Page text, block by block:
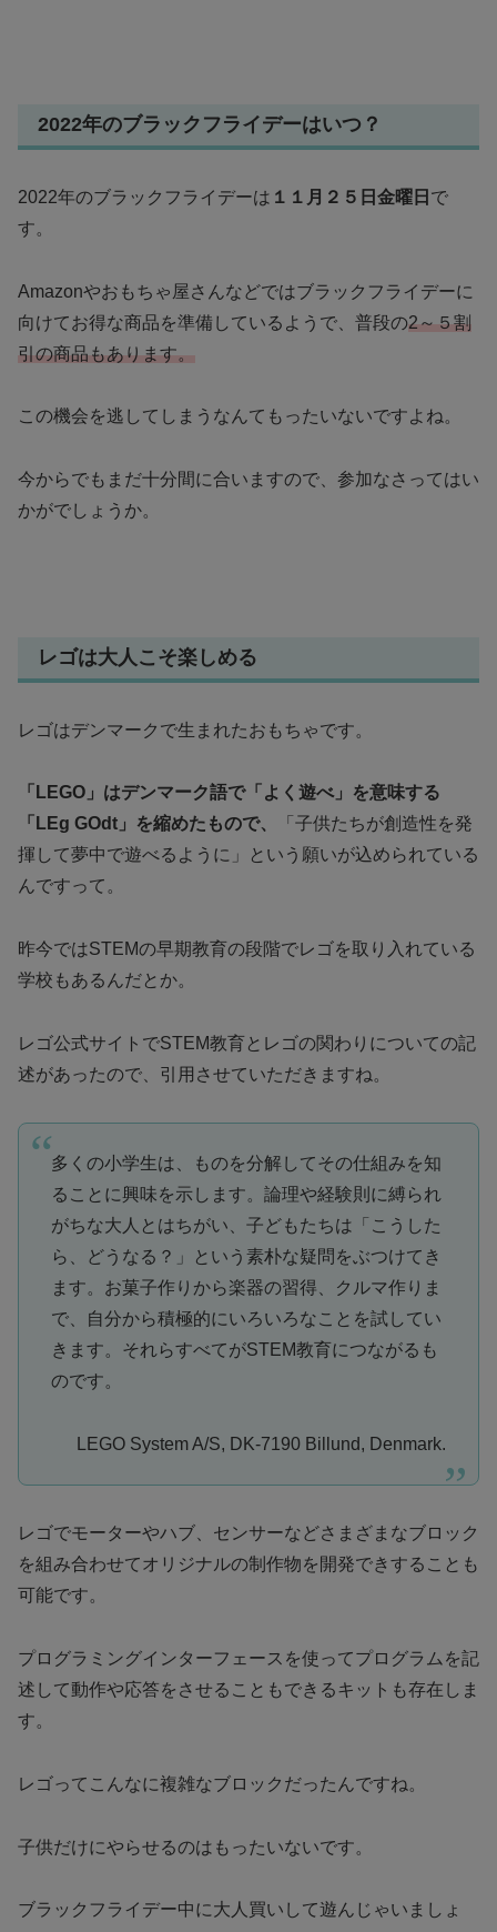
2022年のブラックフライデーはいつ？
2022年のブラックフライデーは １１月２５日金曜日 で
す。
Amazonやおもちゃ屋さんなどではブラックフライデーに
向けてお得な商品を準備しているようで、普段の2～５割
引の商品もあります。
この機会を逃してしまうなんてもったいないですよね。
今からでもまだ十分間に合いますので、参加なさってはい
かがでしょうか。
レゴは大人こそ楽しめる
レゴはデンマークで生まれたおもちゃです。
「LEGO」はデンマーク語で「よく遊べ」を意味する
「LEg GOdt」を縮めたもので、
「子供たちが創造性を発
揮して夢中で遊べるように」という願いが込められている
んですって。
昨今ではSTEMの早期教育の段階でレゴを取り入れている
学校もあるんだとか。
レゴ公式サイトでSTEM教育とレゴの関わりについての記
述があったので、引用させていただきますね。
多くの小学生は、ものを分解してその仕組みを知
ることに興味を示します。論理や経験則に縛られ
がちな大人とはちがい、子どもたちは「こうした
ら、どうなる？」という素朴な疑問をぶつけてき
ます。お菓子作りから楽器の習得、クルマ作りま
で、自分から積極的にいろいろなことを試してい
きます。それらすべてがSTEM教育につながるも
のです。
LEGO System A/S, DK-7190 Billund, Denmark.
レゴでモーターやハブ、センサーなどさまざまなブロック
を組み合わせてオリジナルの制作物を開発できすることも
可能です。
プログラミングインターフェースを使ってプログラムを記
述して動作や応答をさせることもできるキットも存在しま
す。
レゴってこんなに複雑なブロックだったんですね。
子供だけにやらせるのはもったいないです。
ブラックフライデー中に大人買いして遊んじゃいましょ